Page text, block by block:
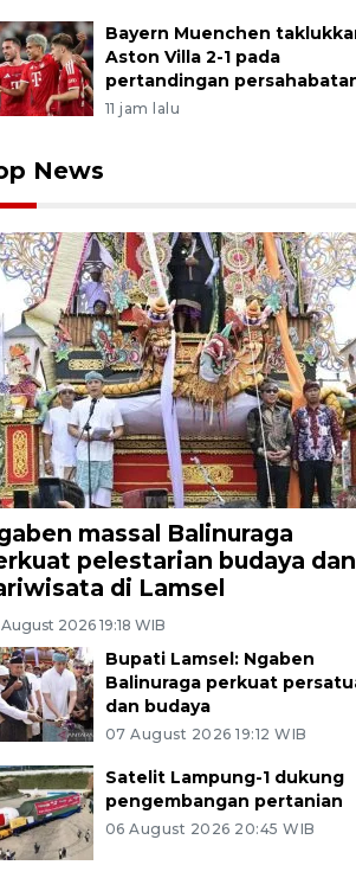
Bayern Muenchen
Aston Villa 2-1 pada
pertandingan
11 jam lalu
News
massal Balinuraga
pelestarian budaya dan
di Lamsel
2026 19:18 WIB
Bupati Lamsel: Ngaben
Balinuraga perkuat
dan budaya
07 August 2026 19:12 WIB
Satelit Lampung-1 dukung
pengembangan pertanian
06 August 2026 20:45 WIB